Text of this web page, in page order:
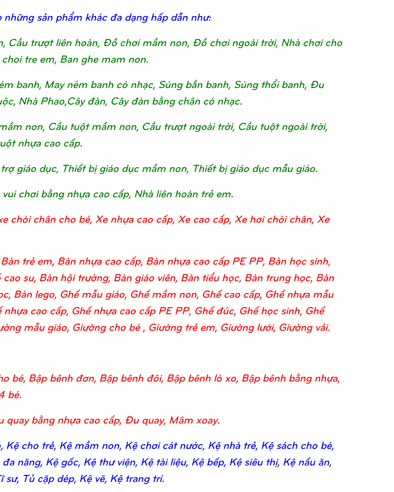
sản phẩm khác đa dạng hấp dẫn như:
Cầu trượt liên hoàn, Đồ chơi mầm non, Đồ chơi ngoài trời, Nhà chơi cho
tre em, Ban ghe mam non.
banh, May ném banh có nhạc, Súng bắn banh, Súng thổi banh, Đu
Nhà Phao,Cây đàn, Cây đàn bằng chân có nhạc.
non, Cầu tuột mầm non, Cầu trượt ngoài trời, Cầu tuột ngoài trời,
nhựa cao cấp.
giáo dục, Thiết bị giáo dục mầm non, Thiết bị giáo dục mẫu giáo.
chơi bằng nhựa cao cấp, Nhà liên hoàn trẻ em.
chòi chân cho bé, Xe nhựa cao cấp, Xe cao cấp, Xe hơi chòi chân, Xe
trẻ em, Bàn nhựa cao cấp, Bàn nhựa cao cấp PE PP, Bàn học sinh,
su, Bàn hội trường, Bàn giáo viên, Bàn tiểu học, Bàn trung học, Bàn
Bàn lego, Ghế mẫu giáo, Ghế mầm non, Ghế cao cấp, Ghế nhựa mẫu
cao cấp, Ghế nhựa cao cấp PE PP, Ghế đúc, Ghế học sinh, Ghế
mẫu giáo, Giường cho bé , Giường trẻ em, Giường lưới, Giường vải.
bé, Bập bênh đơn, Bập bênh đôi, Bập bênh lò xo, Bập bênh bằng nhựa,
bé.
bằng nhựa cao cấp, Đu quay, Mâm xoay.
cho trẻ, Kệ mầm non, Kệ chơi cát nước, Kệ nhà trẻ, Kệ sách cho bé,
năng, Kệ gốc, Kệ thư viện, Kệ tài liệu, Kệ bếp, Kệ siêu thị, Kệ nấu ăn,
Tủ cặp dép, Kệ vẽ, Kệ trang trí.